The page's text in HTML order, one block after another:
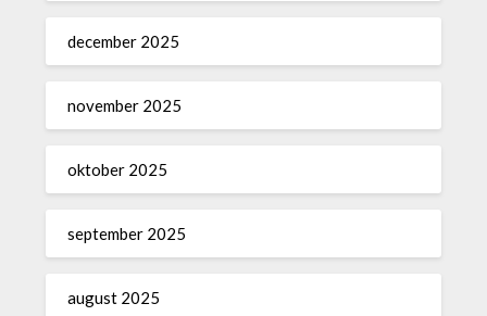
december 2025
november 2025
oktober 2025
september 2025
august 2025